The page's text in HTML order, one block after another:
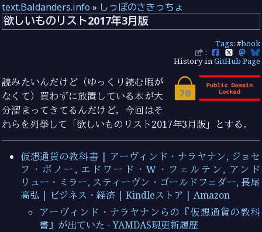
text.Baldanders.info » しっぽのさきっちょ
欲しいものリスト2017年3月版
Tags: #book
:
History inGitHub Page
読みたいんだけど（ゆっくり読む暇が
なくて）買わずに放置している本が大
分溜まってきてるんだけど，今回はそ
れらを列挙して「欲しいものリスト2017年3月版」とする。
仮想通貨の教科書 | アーヴィンド・ナラヤナン, ジョセ
フ・ボノー, エドワード・W・フェルテン, アンド
リュー・ミラー, スティーヴン・ゴールドフェダー, 長尾
高弘 | ビジネス・経済 | Kindleストア | Amazon
アーヴィンド・ナラヤナンらの『仮想通貨の教科
書』が出ていた - YAMDAS現更新履歴